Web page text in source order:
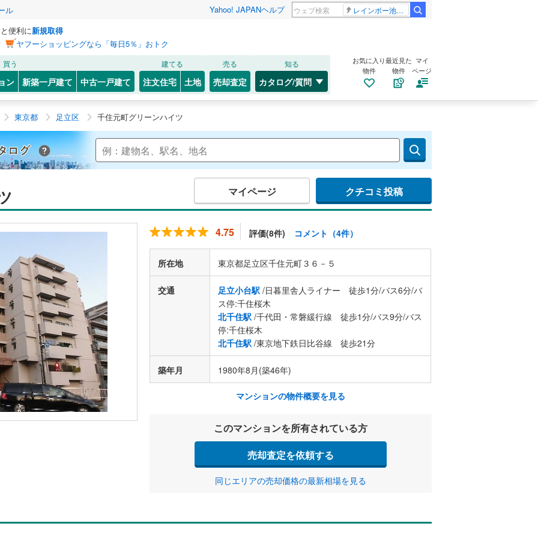
ル Yahoo! JAPANヘルプ レインボー池田 佐藤佳奈アナ
便利に新規取得
ヤフーショッピングなら「毎日5％」おトク
買う
ン 新築一戸建て 中古一戸建て
建てる
注文住宅 土地
売る
売却査定
知る
カタログ/質問
お気に入り
物件
最近見た
物件
マイ
ページ
東京都 足立区 千住元町グリーンハイツ
Yahoo!不動産 マンションカタログ
マイページ クチコミ投稿
4.75 評価(8件) コメント（4件）
所在地 東京都足立区千住元町３６－５
交通 足立小台駅 /日暮里舎人ライナー 徒歩1分/バス6分/バ
ス停:千住桜木
北千住駅 /千代田・常磐緩行線 徒歩1分/バス9分/バス
停:千住桜木
北千住駅 /東京地下鉄日比谷線 徒歩21分
築年月 1980年8月(築46年)
マンションの物件概要を見る
このマンションを所有されている方
売却査定を依頼する
同じエリアの売却価格の最新相場を見る